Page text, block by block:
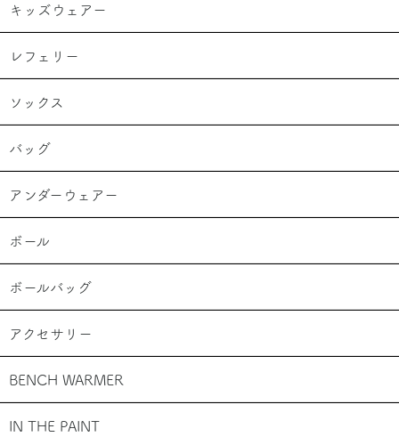
キッズウェアー
レフェリー
ソックス
バッグ
アンダーウェアー
ボール
ボールバッグ
アクセサリー
BENCH WARMER
IN THE PAINT